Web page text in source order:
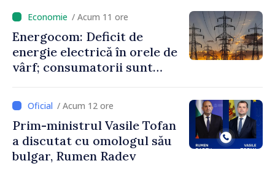
putem menține prețurile la
un nivel mai mic”
/ Acum 11 ore
Energocom: Deficit de
energie electrică în orele de
vârf; consumatorii sunt
/ Acum 12 ore
Prim-ministrul Vasile Tofan
a discutat cu omologul său
bulgar, Rumen Radev